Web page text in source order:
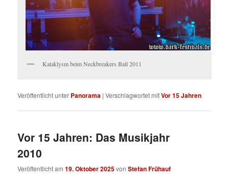
Kataklysm beim Neckbreakers Ball 2011
Veröffentlicht unter Panorama |Verschlagwortet mitVor 15 Jahren
Vor 15 Jahren: Das Musikjahr
2010
Veröffentlicht am19. Oktober 2025vonStefan Frühauf